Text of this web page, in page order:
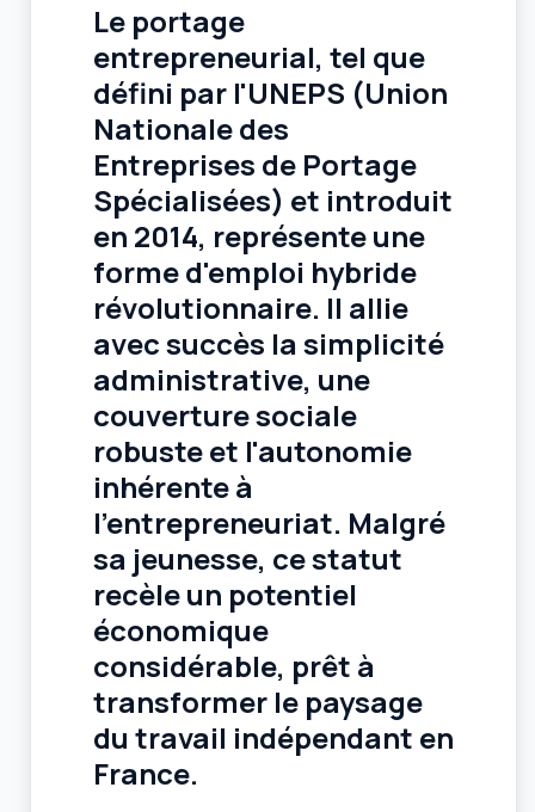
Le portage
entrepreneurial, tel que
défini par l'UNEPS (Union
Nationale des
Entreprises de Portage
Spécialisées) et introduit
en 2014, représente une
forme d'emploi hybride
révolutionnaire. Il allie
avec succès la simplicité
administrative, une
couverture sociale
robuste et l'autonomie
inhérente à
l'entrepreneuriat. Malgré
sa jeunesse, ce statut
recèle un potentiel
économique
considérable, prêt à
transformer le paysage
du travail indépendant en
France.